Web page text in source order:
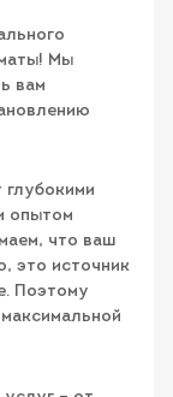
Мы
вам
опытом
что ваш
это источник
Поэтому